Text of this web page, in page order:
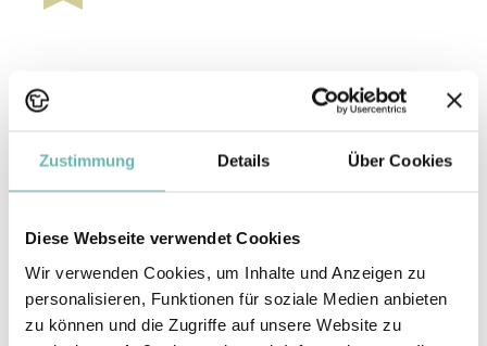
Zustimmung Details Über Cookies
Diese Webseite verwendet Cookies
Wir verwenden Cookies, um Inhalte und Anzeigen zu
personalisieren, Funktionen für soziale Medien anbieten
zu können und die Zugriffe auf unsere Website zu
DTF DTG
Maßtabelle